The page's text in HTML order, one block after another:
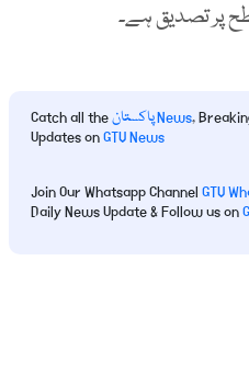
پر تصدیق ہے۔
Catch all the پاکستان News,
Updates onGTV News
Join Our Whatsapp ChannelGTV
Daily News Update & Follow us on